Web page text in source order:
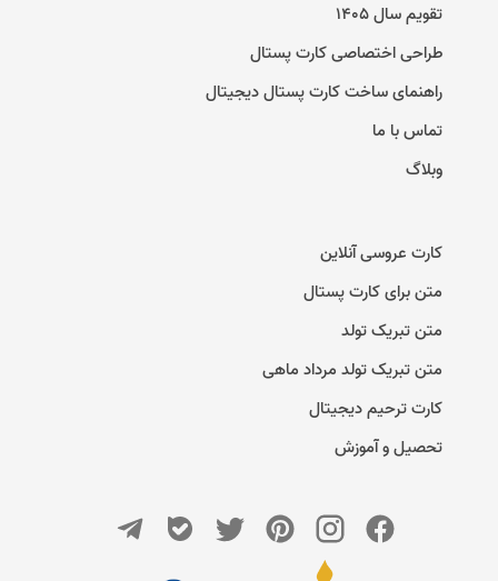
تقویم سال ۱۴۰۵
طراحی اختصاصی کارت پستال
راهنمای ساخت کارت پستال دیجیتال
تماس با ما
وبلاگ
کارت عروسی آنلاین
متن برای کارت پستال
متن تبریک تولد
متن تبریک تولد مرداد ماهی
کارت ترحیم دیجیتال
تحصیل و آموزش